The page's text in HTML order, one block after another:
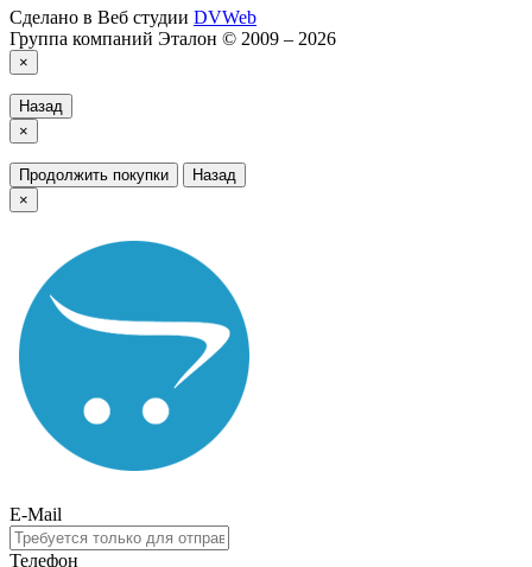
Сделано в Веб студии DVWeb
Группа компаний Эталон © 2009 – 2026
×
Назад
×
Продолжить покупки
Назад
×
E-Mail
Телефон